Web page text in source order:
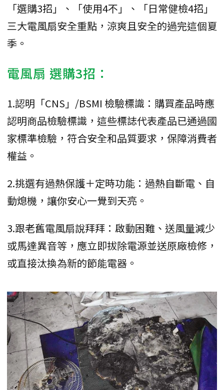
「選購3招」、「使用4不」、「日常健檢4招」
三大電風扇安全重點，涼爽且安全的過完這個夏
季。
電風扇 選購3招：
1.認明「CNS」/BSMI 檢驗標識：購買產品時應
認明商品檢驗標識，這些標誌代表產品已通過國
家標準檢驗，符合安全和品質要求，保障消費者
權益。
2.挑選有過熱保護＋定時功能：過熱自斷電、自
動熄機，讓你安心一覺到天亮。
3.跟老舊電風扇說拜拜：啟動困難、送風量減少
或馬達異音等，應立即拔除電源並送原廠檢修，
或直接汰換為新的節能電器。